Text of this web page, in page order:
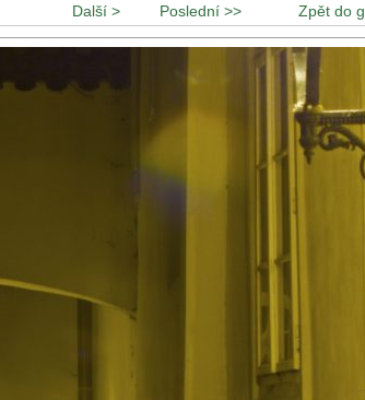
Další > Poslední >> Zpět do